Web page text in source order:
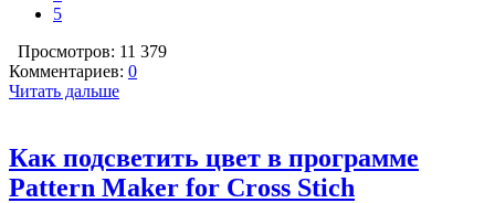
5
Просмотров: 11 379
Комментариев: 0
Читать дальше
Как подсветить цвет в программе
Pattern Maker for Cross Stich